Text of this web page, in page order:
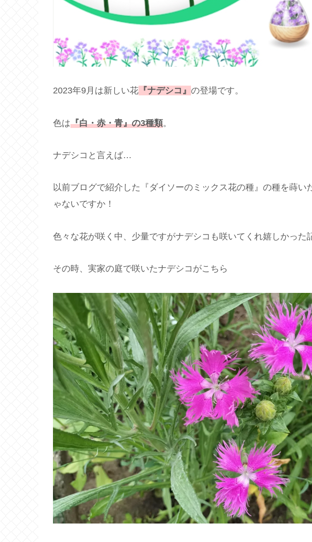
2023年9月は新しい花 『ナデシコ』 の登場です。
色は『白・赤・青』の3種類。
ナデシコと言えば…
以前ブログで紹介した『ダイソーのミックス花の種』の種を蒔い
ゃないですか！
色々な花が咲く中、少量ですがナデシコも咲いてくれ嬉しかった
その時、実家の庭で咲いたナデシコがこちら